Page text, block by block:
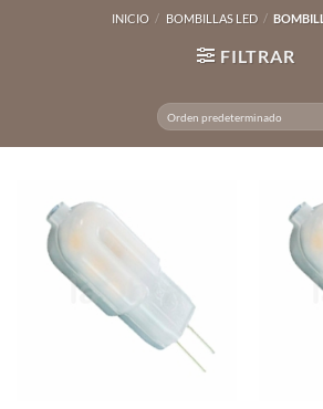
INICIO / BOMBILLAS LED /
FILTRAR